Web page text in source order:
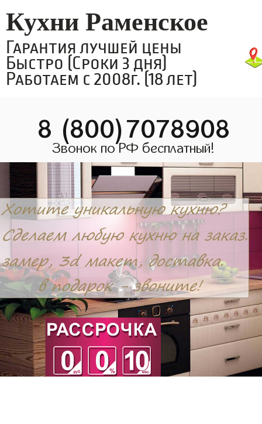
Кухни Раменское
Гарантия лучшей цены
Быстро (Сроки 3 дня)
Работаем с 2008г. (18 лет)
8 (800)7078908
Звонок по РФ бесплатный!